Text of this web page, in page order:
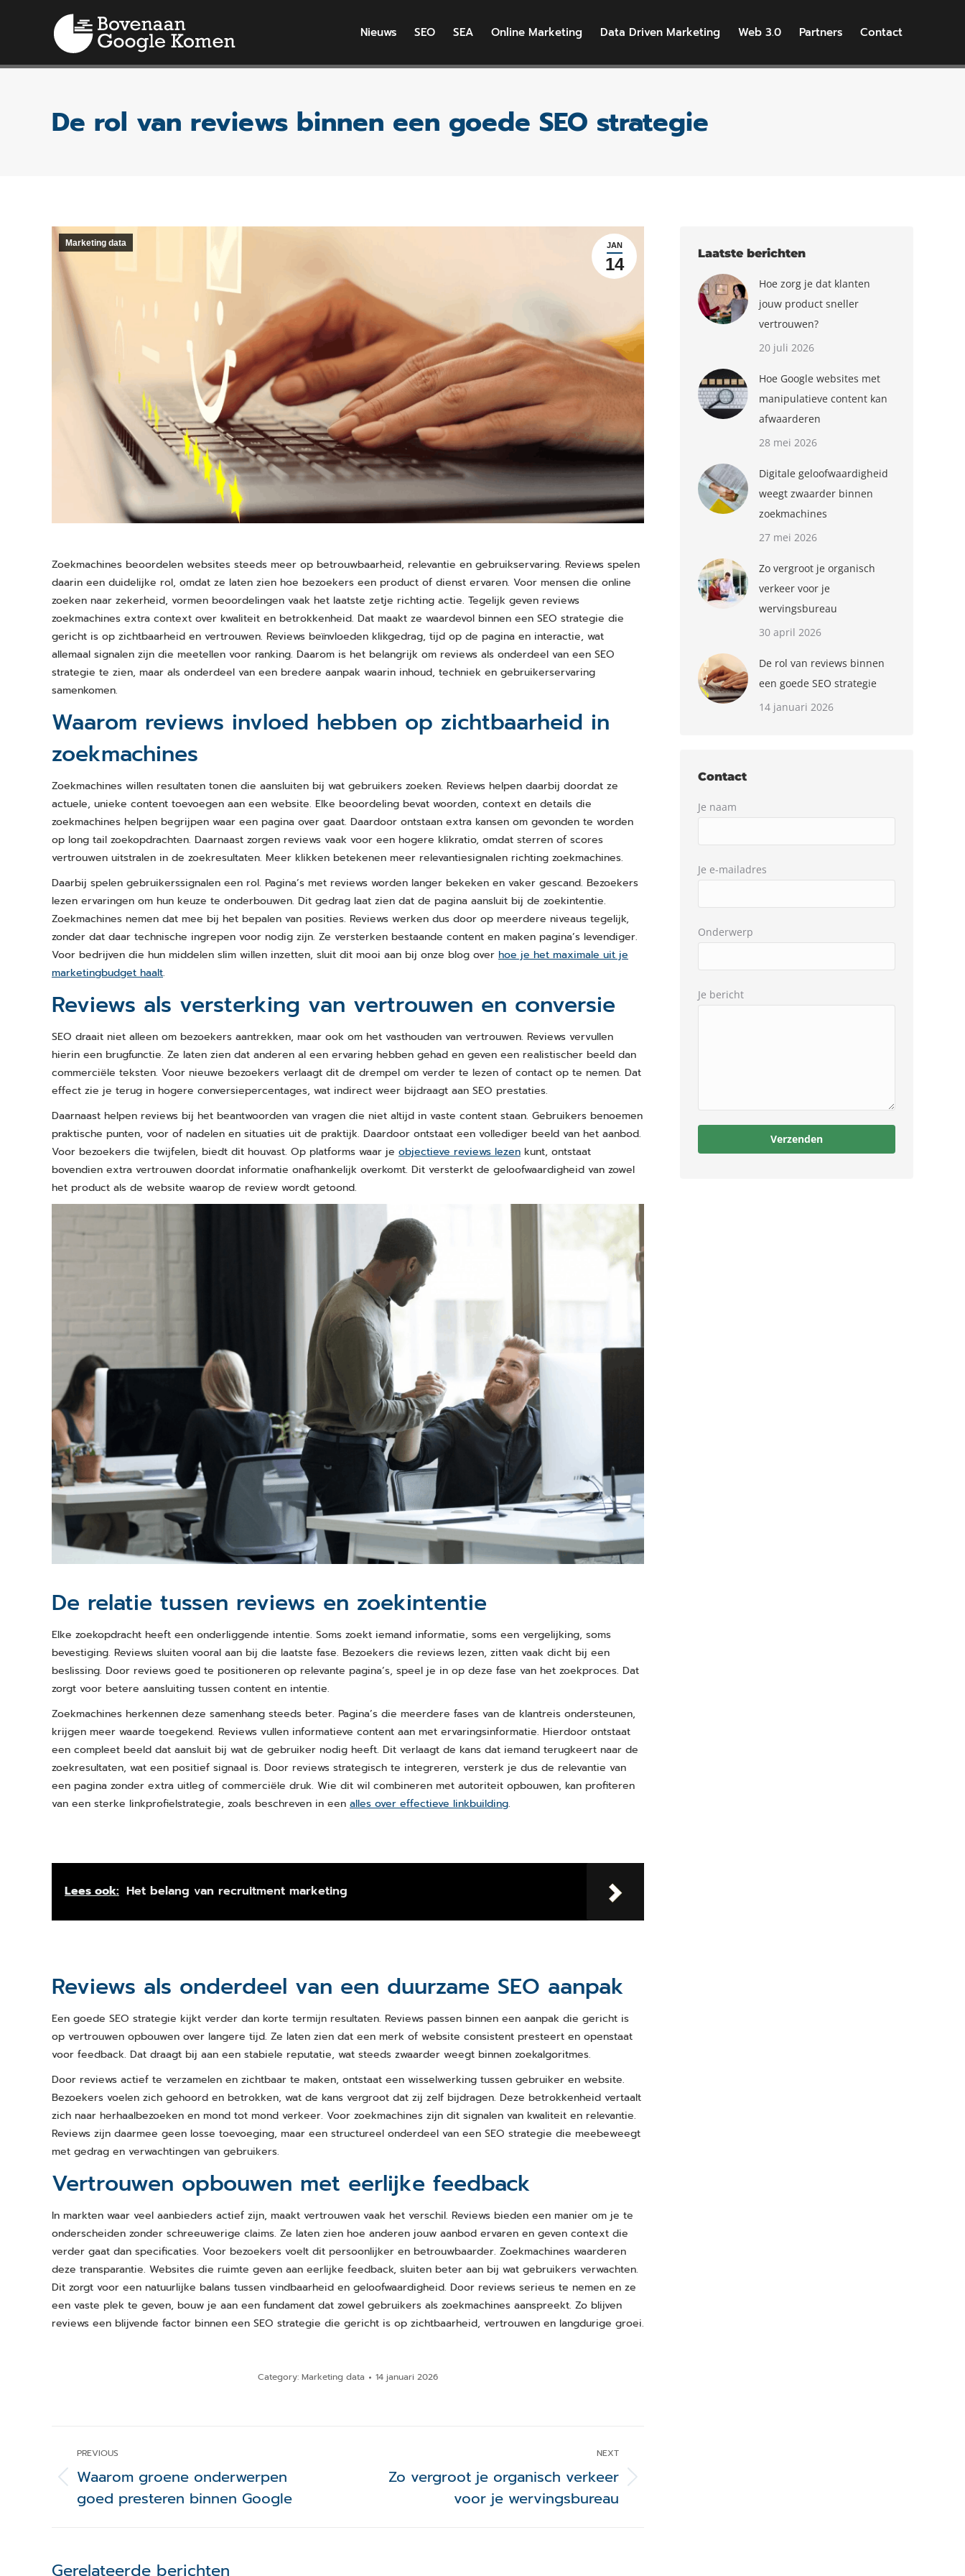
Nieuws SEO SEA Online Marketing Data Driven Marketing Web 3.0 Partners Contact
De rol van reviews binnen een goede SEO strategie
JAN
14
Marketing data
Zoekmachines beoordelen websites steeds meer op betrouwbaarheid, relevantie en gebruikservaring. Reviews spelen
daarin een duidelijke rol, omdat ze laten zien hoe bezoekers een product of dienst ervaren. Voor mensen die online
zoeken naar zekerheid, vormen beoordelingen vaak het laatste zetje richting actie. Tegelijk geven reviews
zoekmachines extra context over kwaliteit en betrokkenheid. Dat maakt ze waardevol binnen een SEO strategie die
gericht is op zichtbaarheid en vertrouwen. Reviews beïnvloeden klikgedrag, tijd op de pagina en interactie, wat
allemaal signalen zijn die meetellen voor ranking. Daarom is het belangrijk om reviews als onderdeel van een SEO
strategie te zien, maar als onderdeel van een bredere aanpak waarin inhoud, techniek en gebruikerservaring
samenkomen.
Waarom reviews invloed hebben op zichtbaarheid in
zoekmachines
Zoekmachines willen resultaten tonen die aansluiten bij wat gebruikers zoeken. Reviews helpen daarbij doordat ze
actuele, unieke content toevoegen aan een website. Elke beoordeling bevat woorden, context en details die
zoekmachines helpen begrijpen waar een pagina over gaat. Daardoor ontstaan extra kansen om gevonden te worden
op long tail zoekopdrachten. Daarnaast zorgen reviews vaak voor een hogere klikratio, omdat sterren of scores
vertrouwen uitstralen in de zoekresultaten. Meer klikken betekenen meer relevantiesignalen richting zoekmachines.
Daarbij spelen gebruikerssignalen een rol. Pagina’s met reviews worden langer bekeken en vaker gescand. Bezoekers
lezen ervaringen om hun keuze te onderbouwen. Dit gedrag laat zien dat de pagina aansluit bij de zoekintentie.
Zoekmachines nemen dat mee bij het bepalen van posities. Reviews werken dus door op meerdere niveaus tegelijk,
zonder dat daar technische ingrepen voor nodig zijn. Ze versterken bestaande content en maken pagina’s levendiger.
Voor bedrijven die hun middelen slim willen inzetten, sluit dit mooi aan bij onze blog over hoe je het maximale uit je
marketingbudget haalt.
Reviews als versterking van vertrouwen en conversie
SEO draait niet alleen om bezoekers aantrekken, maar ook om het vasthouden van vertrouwen. Reviews vervullen
hierin een brugfunctie. Ze laten zien dat anderen al een ervaring hebben gehad en geven een realistischer beeld dan
commerciële teksten. Voor nieuwe bezoekers verlaagt dit de drempel om verder te lezen of contact op te nemen. Dat
effect zie je terug in hogere conversiepercentages, wat indirect weer bijdraagt aan SEO prestaties.
Daarnaast helpen reviews bij het beantwoorden van vragen die niet altijd in vaste content staan. Gebruikers benoemen
praktische punten, voor of nadelen en situaties uit de praktijk. Daardoor ontstaat een vollediger beeld van het aanbod.
Voor bezoekers die twijfelen, biedt dit houvast. Op platforms waar je objectieve reviews lezen kunt, ontstaat
bovendien extra vertrouwen doordat informatie onafhankelijk overkomt. Dit versterkt de geloofwaardigheid van zowel
het product als de website waarop de review wordt getoond.
De relatie tussen reviews en zoekintentie
Elke zoekopdracht heeft een onderliggende intentie. Soms zoekt iemand informatie, soms een vergelijking, soms
bevestiging. Reviews sluiten vooral aan bij die laatste fase. Bezoekers die reviews lezen, zitten vaak dicht bij een
beslissing. Door reviews goed te positioneren op relevante pagina’s, speel je in op deze fase van het zoekproces. Dat
zorgt voor betere aansluiting tussen content en intentie.
Zoekmachines herkennen deze samenhang steeds beter. Pagina’s die meerdere fases van de klantreis ondersteunen,
krijgen meer waarde toegekend. Reviews vullen informatieve content aan met ervaringsinformatie. Hierdoor ontstaat
een compleet beeld dat aansluit bij wat de gebruiker nodig heeft. Dit verlaagt de kans dat iemand terugkeert naar de
zoekresultaten, wat een positief signaal is. Door reviews strategisch te integreren, versterk je dus de relevantie van
een pagina zonder extra uitleg of commerciële druk. Wie dit wil combineren met autoriteit opbouwen, kan profiteren
van een sterke linkprofielstrategie, zoals beschreven in een alles over effectieve linkbuilding.
Lees ook: Het belang van recruitment marketing
Reviews als onderdeel van een duurzame SEO aanpak
Een goede SEO strategie kijkt verder dan korte termijn resultaten. Reviews passen binnen een aanpak die gericht is
op vertrouwen opbouwen over langere tijd. Ze laten zien dat een merk of website consistent presteert en openstaat
voor feedback. Dat draagt bij aan een stabiele reputatie, wat steeds zwaarder weegt binnen zoekalgoritmes.
Door reviews actief te verzamelen en zichtbaar te maken, ontstaat een wisselwerking tussen gebruiker en website.
Bezoekers voelen zich gehoord en betrokken, wat de kans vergroot dat zij zelf bijdragen. Deze betrokkenheid vertaalt
zich naar herhaalbezoeken en mond tot mond verkeer. Voor zoekmachines zijn dit signalen van kwaliteit en relevantie.
Reviews zijn daarmee geen losse toevoeging, maar een structureel onderdeel van een SEO strategie die meebeweegt
met gedrag en verwachtingen van gebruikers.
Vertrouwen opbouwen met eerlijke feedback
In markten waar veel aanbieders actief zijn, maakt vertrouwen vaak het verschil. Reviews bieden een manier om je te
onderscheiden zonder schreeuwerige claims. Ze laten zien hoe anderen jouw aanbod ervaren en geven context die
verder gaat dan specificaties. Voor bezoekers voelt dit persoonlijker en betrouwbaarder. Zoekmachines waarderen
deze transparantie. Websites die ruimte geven aan eerlijke feedback, sluiten beter aan bij wat gebruikers verwachten.
Dit zorgt voor een natuurlijke balans tussen vindbaarheid en geloofwaardigheid. Door reviews serieus te nemen en ze
een vaste plek te geven, bouw je aan een fundament dat zowel gebruikers als zoekmachines aanspreekt. Zo blijven
reviews een blijvende factor binnen een SEO strategie die gericht is op zichtbaarheid, vertrouwen en langdurige groei.
Category: Marketing data 14 januari 2026
Post
navigation
PREVIOUS
Previous
post:
Waarom groene onderwerpen
goed presteren binnen Google
NEXT
NextZo vergroot je organisch verkeer
voor je wervingsbureau
Gerelateerde berichten
Laatste berichten
Hoe zorg je dat klanten
jouw product sneller
vertrouwen?
20 juli 2026
Hoe Google websites met
manipulatieve content kan
afwaarderen
28 mei 2026
Digitale geloofwaardigheid
weegt zwaarder binnen
zoekmachines
27 mei 2026
Zo vergroot je organisch
verkeer voor je
wervingsbureau
30 april 2026
De rol van reviews binnen
een goede SEO strategie
14 januari 2026
Contact
Je naam
Je e-mailadres
Onderwerp
Je bericht